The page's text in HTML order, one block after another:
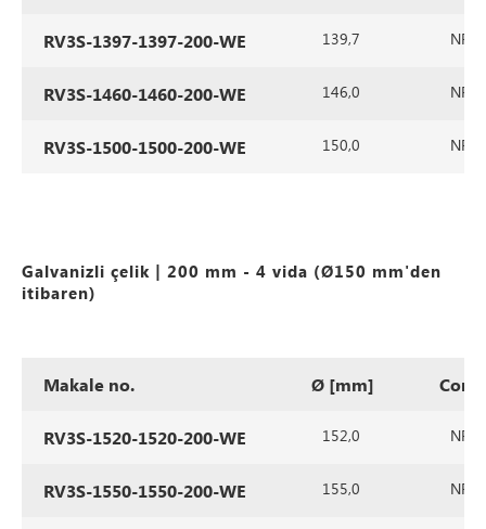
RV3S-1397-1397-200-WE 139,7 NR/
RV3S-1460-1460-200-WE 146,0 NR/
RV3S-1500-1500-200-WE 150,0 NR/
Galvanizli çelik | 200 mm - 4 vida (Ø150 mm'den
itibaren)
Makale no. Ø [mm]
RV3S-1520-1520-200-WE 152,0 NR/
RV3S-1550-1550-200-WE 155,0 NR/